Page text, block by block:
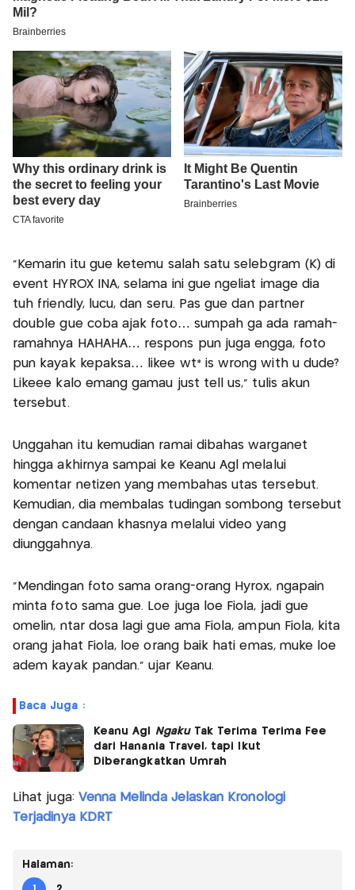
“Kemarin itu gue ketemu salah satu selebgram (K) di
event HYROX INA, selama ini gue ngeliat image dia
tuh friendly, lucu, dan seru. Pas gue dan partner
double gue coba ajak foto… sumpah ga ada ramah-
ramahnya HAHAHA… respons pun juga engga, foto
pun kayak kepaksa… likee wt* is wrong with u dude?
Likeee kalo emang gamau just tell us,” tulis akun
tersebut.
Unggahan itu kemudian ramai dibahas warganet
hingga akhirnya sampai ke Keanu Agl melalui
komentar netizen yang membahas utas tersebut.
Kemudian, dia membalas tudingan sombong tersebut
dengan candaan khasnya melalui video yang
diunggahnya.
“Mendingan foto sama orang-orang Hyrox, ngapain
minta foto sama gue. Loe juga loe Fiola, jadi gue
omelin, ntar dosa lagi gue ama Fiola, ampun Fiola, kita
orang jahat Fiola, loe orang baik hati emas, muke loe
adem kayak pandan.” ujar Keanu.
Baca Juga :
Keanu Agl NgakuTak Terima Terima Fee
dari Hanania Travel, tapi Ikut
Diberangkatkan Umrah
Lihat juga: Venna Melinda Jelaskan Kronologi
Terjadinya KDRT
Halaman: